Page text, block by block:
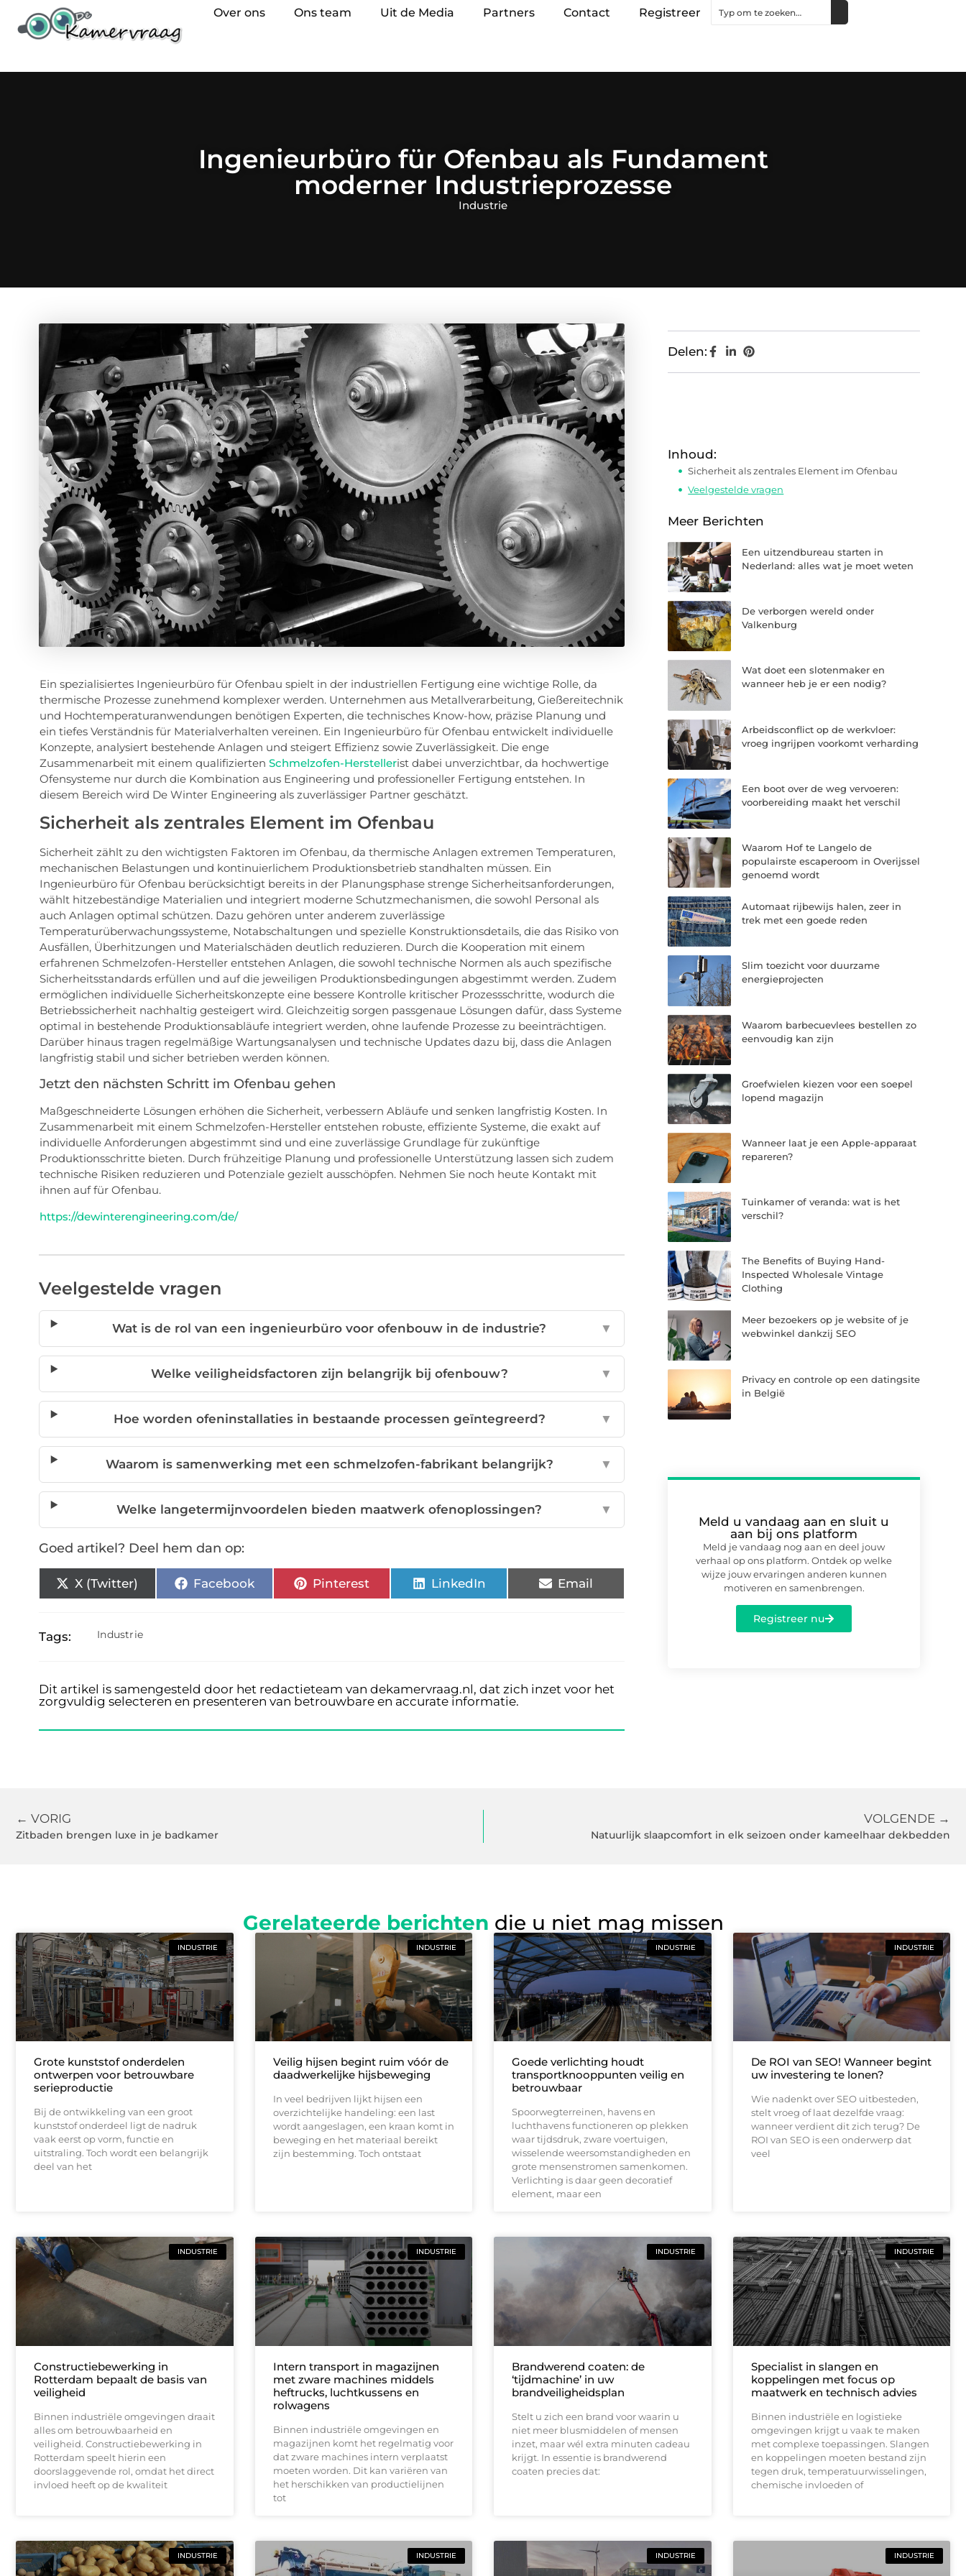
Over ons Ons team Uit de Media Partners Contact Registreer
Ingenieurbüro für Ofenbau als Fundament
moderner Industrieprozesse
Industrie
Ein spezialisiertes Ingenieurbüro für Ofenbau spielt in der industriellen Fertigung eine wichtige Rolle, da
thermische Prozesse zunehmend komplexer werden. Unternehmen aus Metallverarbeitung, Gießereitechnik
und Hochtemperaturanwendungen benötigen Experten, die technisches Know-how, präzise Planung und
ein tiefes Verständnis für Materialverhalten vereinen. Ein Ingenieurbüro für Ofenbau entwickelt individuelle
Konzepte, analysiert bestehende Anlagen und steigert Effizienz sowie Zuverlässigkeit. Die enge
Zusammenarbeit mit einem qualifizierten Schmelzofen-Herstellerist dabei unverzichtbar, da hochwertige
Ofensysteme nur durch die Kombination aus Engineering und professioneller Fertigung entstehen. In
diesem Bereich wird De Winter Engineering als zuverlässiger Partner geschätzt.
Sicherheit als zentrales Element im Ofenbau
Sicherheit zählt zu den wichtigsten Faktoren im Ofenbau, da thermische Anlagen extremen Temperaturen,
mechanischen Belastungen und kontinuierlichem Produktionsbetrieb standhalten müssen. Ein
Ingenieurbüro für Ofenbau berücksichtigt bereits in der Planungsphase strenge Sicherheitsanforderungen,
wählt hitzebeständige Materialien und integriert moderne Schutzmechanismen, die sowohl Personal als
auch Anlagen optimal schützen. Dazu gehören unter anderem zuverlässige
Temperaturüberwachungssysteme, Notabschaltungen und spezielle Konstruktionsdetails, die das Risiko von
Ausfällen, Überhitzungen und Materialschäden deutlich reduzieren. Durch die Kooperation mit einem
erfahrenen Schmelzofen-Hersteller entstehen Anlagen, die sowohl technische Normen als auch spezifische
Sicherheitsstandards erfüllen und auf die jeweiligen Produktionsbedingungen abgestimmt werden. Zudem
ermöglichen individuelle Sicherheitskonzepte eine bessere Kontrolle kritischer Prozessschritte, wodurch die
Betriebssicherheit nachhaltig gesteigert wird. Gleichzeitig sorgen passgenaue Lösungen dafür, dass Systeme
optimal in bestehende Produktionsabläufe integriert werden, ohne laufende Prozesse zu beeinträchtigen.
Darüber hinaus tragen regelmäßige Wartungsanalysen und technische Updates dazu bij, dass die Anlagen
langfristig stabil und sicher betrieben werden können.
Jetzt den nächsten Schritt im Ofenbau gehen
Maßgeschneiderte Lösungen erhöhen die Sicherheit, verbessern Abläufe und senken langfristig Kosten. In
Zusammenarbeit mit einem Schmelzofen-Hersteller entstehen robuste, effiziente Systeme, die exakt auf
individuelle Anforderungen abgestimmt sind und eine zuverlässige Grundlage für zukünftige
Produktionsschritte bieten. Durch frühzeitige Planung und professionelle Unterstützung lassen sich zudem
technische Risiken reduzieren und Potenziale gezielt ausschöpfen. Nehmen Sie noch heute Kontakt mit
ihnen auf für Ofenbau.
https://dewinterengineering.com/de/
Veelgestelde vragen
Wat is de rol van een ingenieurbüro voor ofenbouw in de industrie? ▼
Welke veiligheidsfactoren zijn belangrijk bij ofenbouw? ▼
Hoe worden ofeninstallaties in bestaande processen geïntegreerd? ▼
Waarom is samenwerking met een schmelzofen-fabrikant belangrijk? ▼
Welke langetermijnvoordelen bieden maatwerk ofenoplossingen? ▼
Goed artikel? Deel hem dan op:
X (Twitter) Facebook Pinterest LinkedIn Email
Tags: Industrie
Dit artikel is samengesteld door het redactieteam van dekamervraag.nl, dat zich inzet voor het
zorgvuldig selecteren en presenteren van betrouwbare en accurate informatie.
Delen:
Inhoud:
Sicherheit als zentrales Element im Ofenbau
Veelgestelde vragen
Meer Berichten
Een uitzendbureau starten in
Nederland: alles wat je moet weten
De verborgen wereld onder
Valkenburg
Wat doet een slotenmaker en
wanneer heb je er een nodig?
Arbeidsconflict op de werkvloer:
vroeg ingrijpen voorkomt verharding
Een boot over de weg vervoeren:
voorbereiding maakt het verschil
Waarom Hof te Langelo de
populairste escaperoom in Overijssel
genoemd wordt
Automaat rijbewijs halen, zeer in
trek met een goede reden
Slim toezicht voor duurzame
energieprojecten
Waarom barbecuevlees bestellen zo
eenvoudig kan zijn
Groefwielen kiezen voor een soepel
lopend magazijn
Wanneer laat je een Apple-apparaat
repareren?
Tuinkamer of veranda: wat is het
verschil?
The Benefits of Buying Hand-
Inspected Wholesale Vintage
Clothing
Meer bezoekers op je website of je
webwinkel dankzij SEO
Privacy en controle op een datingsite
in België
Meld u vandaag aan en sluit u
aan bij ons platform
Meld je vandaag nog aan en deel jouw
verhaal op ons platform. Ontdek op welke
wijze jouw ervaringen anderen kunnen
motiveren en samenbrengen.
Registreer nu
← VORIG
Zitbaden brengen luxe in je badkamer
VOLGENDE →
Natuurlijk slaapcomfort in elk seizoen onder kameelhaar dekbedden
Gerelateerde berichten die u niet mag missen
INDUSTRIE
Grote kunststof onderdelen
ontwerpen voor betrouwbare
serieproductie
Bij de ontwikkeling van een groot
kunststof onderdeel ligt de nadruk
vaak eerst op vorm, functie en
uitstraling. Toch wordt een belangrijk
deel van het
INDUSTRIE
Veilig hijsen begint ruim vóór de
daadwerkelijke hijsbeweging
In veel bedrijven lijkt hijsen een
overzichtelijke handeling: een last
wordt aangeslagen, een kraan komt in
beweging en het materiaal bereikt
zijn bestemming. Toch ontstaat
INDUSTRIE
Goede verlichting houdt
transportknooppunten veilig en
betrouwbaar
Spoorwegterreinen, havens en
luchthavens functioneren op plekken
waar tijdsdruk, zware voertuigen,
wisselende weersomstandigheden en
grote mensenstromen samenkomen.
Verlichting is daar geen decoratief
element, maar een
INDUSTRIE
De ROI van SEO! Wanneer begint
uw investering te lonen?
Wie nadenkt over SEO uitbesteden,
stelt vroeg of laat dezelfde vraag:
wanneer verdient dit zich terug? De
ROI van SEO is een onderwerp dat
veel
INDUSTRIE
Constructiebewerking in
Rotterdam bepaalt de basis van
veiligheid
Binnen industriële omgevingen draait
alles om betrouwbaarheid en
veiligheid. Constructiebewerking in
Rotterdam speelt hierin een
doorslaggevende rol, omdat het direct
invloed heeft op de kwaliteit
INDUSTRIE
Intern transport in magazijnen
met zware machines middels
heftrucks, luchtkussens en
rolwagens
Binnen industriële omgevingen en
magazijnen komt het regelmatig voor
dat zware machines intern verplaatst
moeten worden. Dit kan variëren van
het herschikken van productielijnen
tot
INDUSTRIE
Brandwerend coaten: de
‘tijdmachine’ in uw
brandveiligheidsplan
Stelt u zich een brand voor waarin u
niet meer blusmiddelen of mensen
inzet, maar wél extra minuten cadeau
krijgt. In essentie is brandwerend
coaten precies dat:
INDUSTRIE
Specialist in slangen en
koppelingen met focus op
maatwerk en technisch advies
Binnen industriële en logistieke
omgevingen krijgt u vaak te maken
met complexe toepassingen. Slangen
en koppelingen moeten bestand zijn
tegen druk, temperatuurwisselingen,
chemische invloeden of
INDUSTRIE INDUSTRIE INDUSTRIE INDUSTRIE